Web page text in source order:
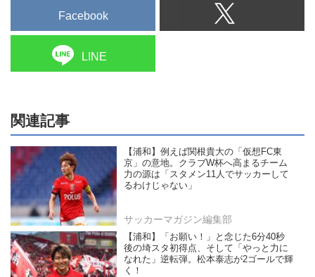
Facebook
LINE
関連記事
【浦和】例えば関根貴大の「仮想FC東
京」の意地。クラブW杯へ高まるチーム
力の源は「スタメン11人でサッカーして
るわけじゃない」
サッカーマガジン編集部
【浦和】「お願い！」と念じた6分40秒
後の埼スタ初得点、そして「やっと力に
なれた」逆転弾。松本泰志が2ゴールで輝
く！